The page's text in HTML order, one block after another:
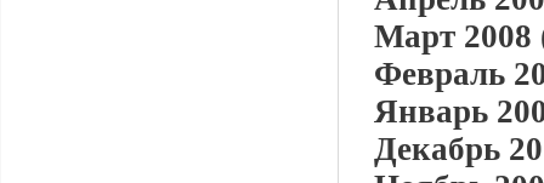
Март 2008
Февраль
Январь
Декабрь